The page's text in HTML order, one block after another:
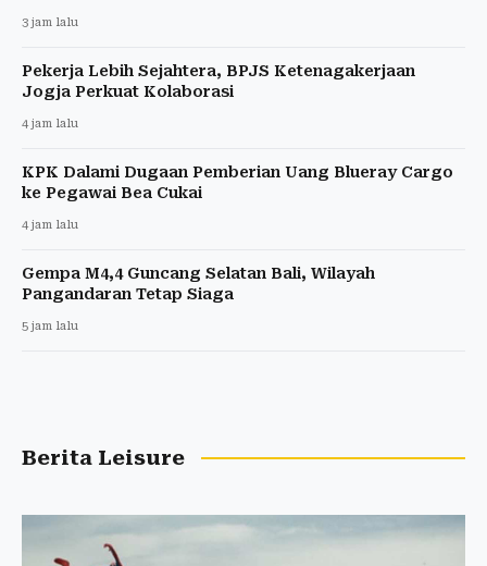
3 jam lalu
Pekerja Lebih Sejahtera, BPJS Ketenagakerjaan
Jogja Perkuat Kolaborasi
4 jam lalu
KPK Dalami Dugaan Pemberian Uang Blueray Cargo
ke Pegawai Bea Cukai
4 jam lalu
Gempa M4,4 Guncang Selatan Bali, Wilayah
Pangandaran Tetap Siaga
5 jam lalu
Berita Leisure